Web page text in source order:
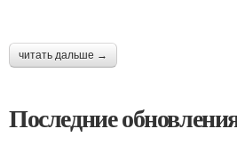
читать дальше →
Последние